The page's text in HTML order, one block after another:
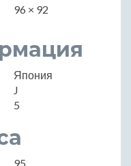
96 × 92
Япония
J
5
95